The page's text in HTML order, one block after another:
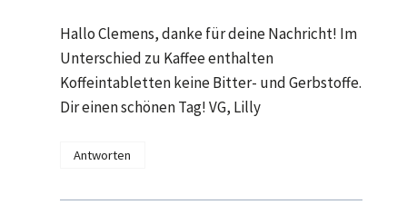
Hallo Clemens, danke für deine Nachricht! Im
Unterschied zu Kaffee enthalten
Koffeintabletten keine Bitter- und Gerbstoffe.
Dir einen schönen Tag! VG, Lilly
Antworten